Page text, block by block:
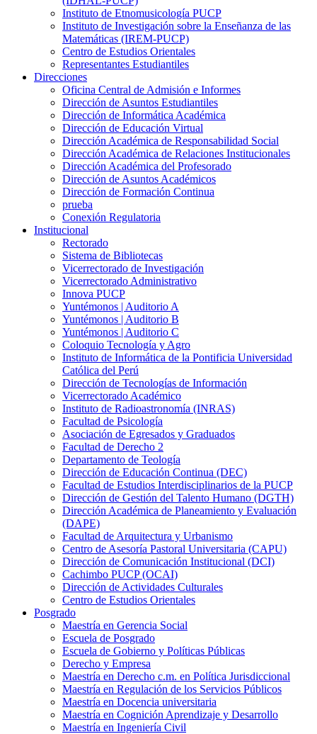
Instituto de Etnomusicología PUCP
Instituto de Investigación sobre la Enseñanza de las
Matemáticas (IREM-PUCP)
Centro de Estudios Orientales
Representantes Estudiantiles
Direcciones
Oficina Central de Admisión e Informes
Dirección de Asuntos Estudiantiles
Dirección de Informática Académica
Dirección de Educación Virtual
Dirección Académica de Responsabilidad Social
Dirección Académica de Relaciones Institucionales
Dirección Académica del Profesorado
Dirección de Asuntos Académicos
Dirección de Formación Continua
prueba
Conexión Regulatoria
Institucional
Rectorado
Sistema de Bibliotecas
Vicerrectorado de Investigación
Vicerrectorado Administrativo
Innova PUCP
Yuntémonos | Auditorio A
Yuntémonos | Auditorio B
Yuntémonos | Auditorio C
Coloquio Tecnología y Agro
Instituto de Informática de la Pontificia Universidad
Católica del Perú
Dirección de Tecnologías de Información
Vicerrectorado Académico
Instituto de Radioastronomía (INRAS)
Facultad de Psicología
Asociación de Egresados y Graduados
Facultad de Derecho 2
Departamento de Teología
Dirección de Educación Continua (DEC)
Facultad de Estudios Interdisciplinarios de la PUCP
Dirección de Gestión del Talento Humano (DGTH)
Dirección Académica de Planeamiento y Evaluación
(DAPE)
Facultad de Arquitectura y Urbanismo
Centro de Asesoría Pastoral Universitaria (CAPU)
Dirección de Comunicación Institucional (DCI)
Cachimbo PUCP (OCAI)
Dirección de Actividades Culturales
Centro de Estudios Orientales
Posgrado
Maestría en Gerencia Social
Escuela de Posgrado
Escuela de Gobierno y Políticas Públicas
Derecho y Empresa
Maestría en Derecho c.m. en Política Jurisdiccional
Maestría en Regulación de los Servicios Públicos
Maestría en Docencia universitaria
Maestría en Cognición Aprendizaje y Desarrollo
Maestría en Ingeniería Civil